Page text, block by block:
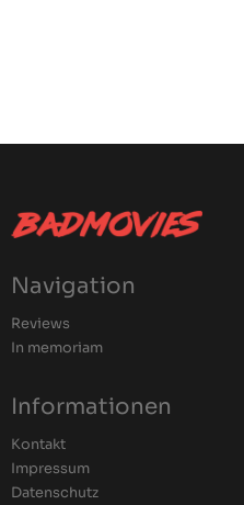
Navigation
Reviews
In memoriam
Informationen
Kontakt
Impressum
Datenschutz